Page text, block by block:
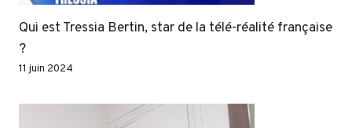
Qui est Tressia Bertin, star de la télé-réalité française
?
11 juin 2024